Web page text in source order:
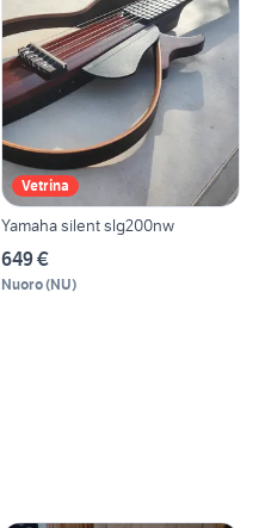
Vetrina
Yamaha silent slg200nw
649 €
Nuoro(NU)